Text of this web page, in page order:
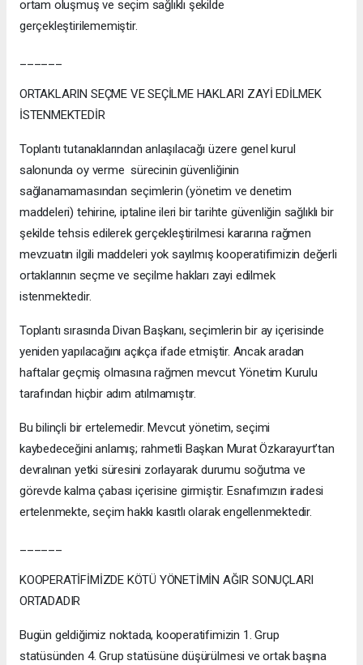
ortam oluşmuş ve seçim sağlıklı şekilde
gerçekleştirilememiştir.
ORTAKLARIN SEÇME VE SEÇİLME HAKLARI ZAYİ EDİLMEK
İSTENMEKTEDİR
Toplantı tutanaklarından anlaşılacağı üzere genel kurul
salonunda oy verme sürecinin güvenliğinin
sağlanamamasından seçimlerin (yönetim ve denetim
maddeleri) tehirine, iptaline ileri bir tarihte güvenliğin sağlıklı bir
şekilde tehsis edilerek gerçekleştirilmesi kararına rağmen
mevzuatın ilgili maddeleri yok sayılmış kooperatifimizin değerli
ortaklarının seçme ve seçilme hakları zayi edilmek
istenmektedir.
Toplantı sırasında Divan Başkanı, seçimlerin bir ay içerisinde
yeniden yapılacağını açıkça ifade etmiştir. Ancak aradan
haftalar geçmiş olmasına rağmen mevcut Yönetim Kurulu
tarafından hiçbir adım atılmamıştır.
Bu bilinçli bir ertelemedir. Mevcut yönetim, seçimi
kaybedeceğini anlamış; rahmetli Başkan Murat Özkarayurt’tan
devralınan yetki süresini zorlayarak durumu soğutma ve
görevde kalma çabası içerisine girmiştir. Esnafımızın iradesi
ertelenmekte, seçim hakkı kasıtlı olarak engellenmektedir.
KOOPERATİFİMİZDE KÖTÜ YÖNETİMİN AĞIR SONUÇLARI
ORTADADIR
Bugün geldiğimiz noktada, kooperatifimizin 1. Grup
statüsünden 4. Grup statüsüne düşürülmesi ve ortak başına